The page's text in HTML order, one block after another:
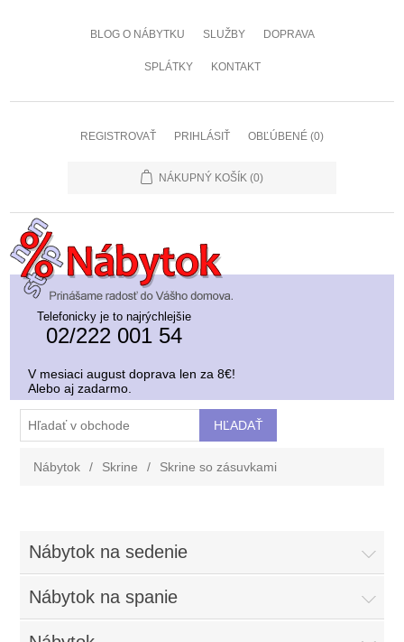
BLOG O NÁBYTKU SLUŽBY DOPRAVA
SPLÁTKY KONTAKT
REGISTROVAŤ PRIHLÁSIŤ OBĽÚBENÉ (0)
NÁKUPNÝ KOŠÍK (0)
Telefonicky je to najrýchlejšie
02/222 001 54
V mesiaci august doprava len za 8€!
Alebo aj zadarmo.
Nábytok / Skrine / Skrine so zásuvkami
Nábytok na sedenie
Nábytok na spanie